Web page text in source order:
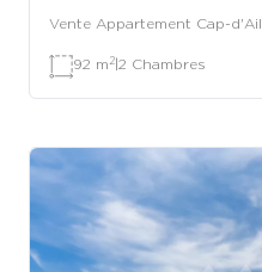
Vente Appartement Cap-d'Ail
92 m 2|2 Chambres